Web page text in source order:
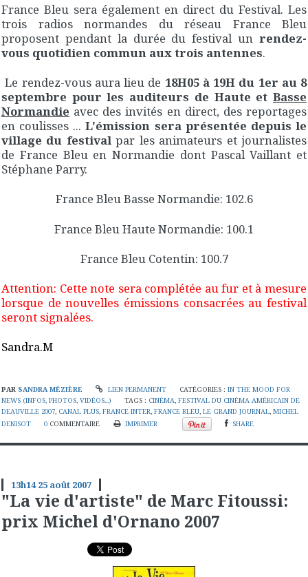
France Bleu sera également en direct du Festival. Les
trois radios normandes du réseau France Bleu
proposent pendant la durée du festival un rendez-
vous quotidien commun aux trois antennes.
Le rendez-vous aura lieu de 18H05 à 19H du 1er au 8
septembre pour les auditeurs de Haute et Basse
Normandie avec des invités en direct, des reportages
en coulisses ...L'émission sera présentée depuis le
village du festivalpar les animateurs et journalistes
de France Bleu en Normandie dont Pascal Vaillant et
Stéphane Parry.
France Bleu Basse Normandie: 102.6
France Bleu Haute Normandie: 100.1
France Bleu Cotentin: 100.7
Attention: Cette note sera complétée au fur et à mesure
lorsque de nouvelles émissions consacrées au festival
seront signalées.
Sandra.M
PAR SANDRA MÉZIÈRE LIEN PERMANENT CATÉGORIES :IN THE MOOD FOR
NEWS (INFOS, PHOTOS, VIDÉOS...)
TAGS : CINÉMA,FESTIVAL DU CINÉMA AMÉRICAIN DE
DEAUVILLE 2007, CANAL PLUS, FRANCE INTER, FRANCE BLEU, LE GRAND JOURNAL, MICHEL
DENISOT
0 COMMENTAIRE IMPRIMER SHARE
13h14 25 août 2007
"La vie d'artiste" de Marc Fitoussi:
prix Michel d'Ornano 2007